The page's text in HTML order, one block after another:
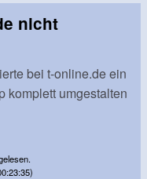
nicht
bei t-online.de ein
komplett umgestalten